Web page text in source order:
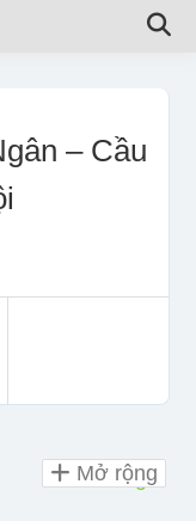
– Cầu
mở 24 giờ
Mở rộng